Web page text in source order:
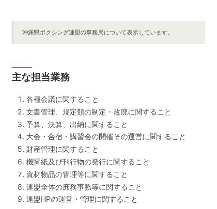
沖縄県ボクシング連盟の事務局について表示しています。
主な担当業務
各種会議に関すること
文書管理、規定類の制定・改廃に関すること
予算、決算、出納に関すること
大会・合宿・講習会の開催その運営に関すること
財産管理に関すること
機関紙及び刊行物の発行に関すること
資材物品の管理等に関すること
連盟全体の庶務事務等に関すること
連盟HPの運営・管理に関すること